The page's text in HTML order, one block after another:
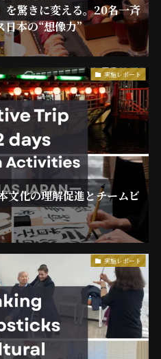
を驚きに変える。20名一斉
日本の“想像力”
実施レポート
文化の理解促進とチームビ
実施レポート